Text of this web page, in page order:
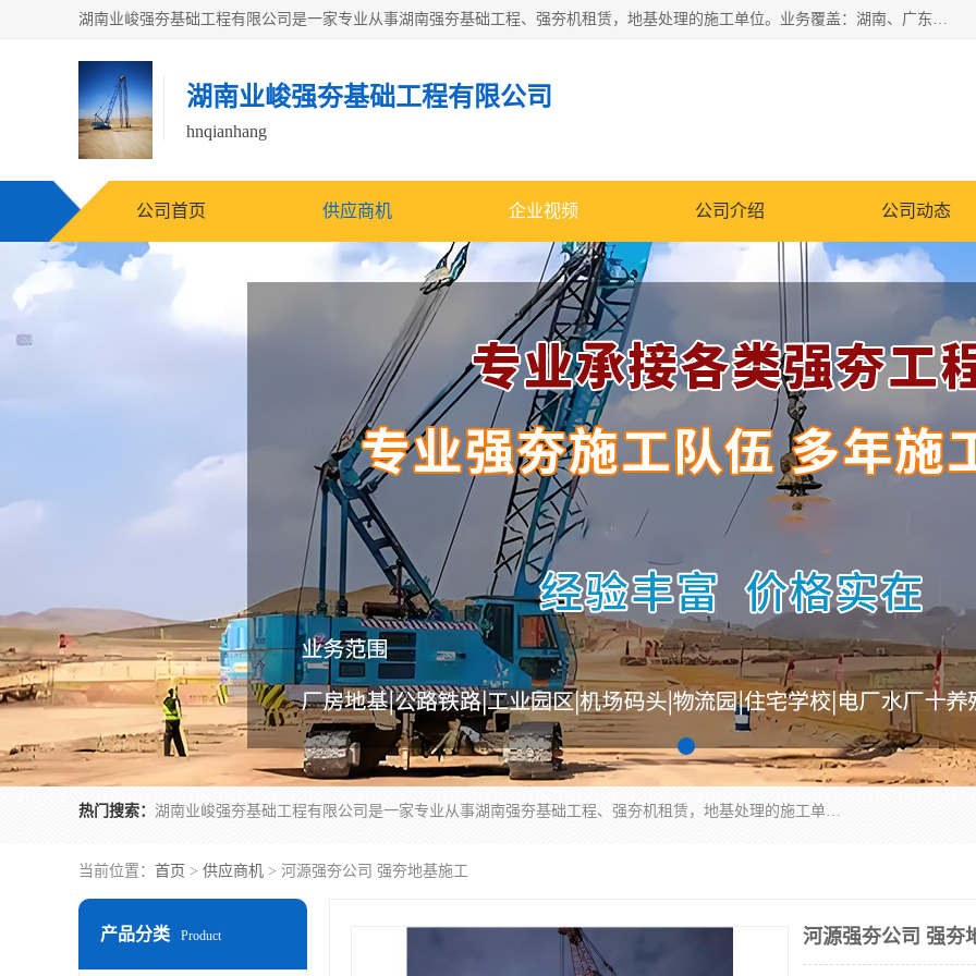
湖南业峻强夯基础工程有限公司是一家专业从事湖南强夯基础工程、强夯机租赁，地基处理的施工单位。业务覆盖：湖南、广东，江西等地。可承接1000KN.m-25000KN.m强夯（置换）工程。公司创始人是国内较早期从事强夯施工的建设者，经过多年的一步一个脚印的发展，在行业内具有较高的度和良好的口碑。
湖南业峻强夯基础工程有限公司
hnqianhang
公司首页 供应商机 企业视频 公司介绍 公司动态
热门搜索： 湖南业峻强夯基础工程有限公司是一家专业从事湖南强夯基础工程、强夯机租赁，地基处理的施工单位。业务覆盖：湖南、广东，江西等地。可承接1000KN.m-25000KN.m强夯（置换）工程。公司创始人是国内较早期从事强夯施工的建设者，经过多年的一步一个脚印的发展，在行业内具有较高的度和良好的口碑。
当前位置： 首页 > 供应商机 > 河源强夯公司 强夯地基施工
产品分类 Product 河源强夯公司 强夯